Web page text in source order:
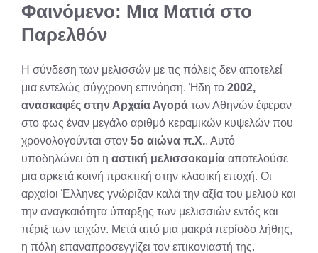
Φαινόμενο: Μια Ματιά στο
Παρελθόν
Η σύνδεση των μελισσών με τις πόλεις δεν αποτελεί
μια εντελώς σύγχρονη επινόηση. Ήδη το 2002,
ανασκαφές στην Αρχαία Αγορά των Αθηνών έφεραν
στο φως έναν μεγάλο αριθμό κεραμικών κυψελών που
χρονολογούνται στον 5ο αιώνα π.Χ.. Αυτό
υποδηλώνει ότι η αστική μελισσοκομία αποτελούσε
μια αρκετά κοινή πρακτική στην κλασική εποχή. Οι
αρχαίοι Έλληνες γνώριζαν καλά την αξία του μελιού και
την αναγκαιότητα ύπαρξης των μελισσιών εντός και
πέριξ των τειχών. Μετά από μια μακρά περίοδο λήθης,
η πόλη επαναπροσεγγίζει τον επικονιαστή της.